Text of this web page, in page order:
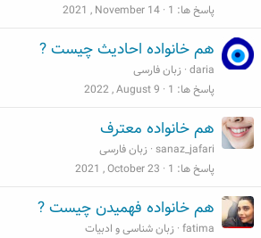
پاسخ ها 1
2021 , November 14
هم خانواده احادیث چیست ?
daria زبان فارسی
پاسخ ها 1
2022 , August 9
هم خانواده معترف
sanaz_jafari زبان فارسی
پاسخ ها 1
2021 , October 23
هم خانواده فهمیدن چیست ?
fatima زبان شناسی و ادبیات